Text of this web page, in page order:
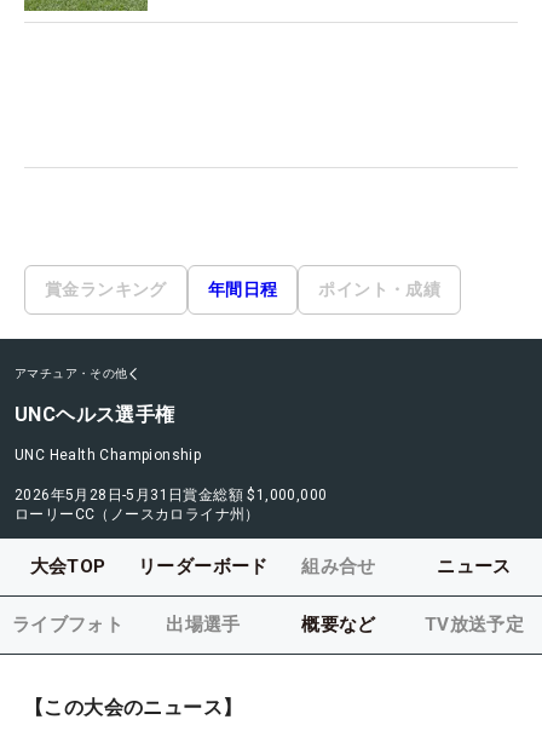
賞金ランキング 年間日程 ポイント・成績
アマチュア・その他
UNCヘルス選手権
UNC Health Championship
2026年5月28日-5月31日賞金総額 $1,000,000
ローリーCC（ノースカロライナ州）
大会TOP リーダーボード 組み合せ ニュース
ライブフォト 出場選手 概要など TV放送予定
【この大会のニュース】